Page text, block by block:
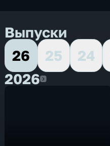
Выпуски
26
25 24
20262026